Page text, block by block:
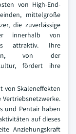
von High-End-
mittelgroße
die zuverlässige
innerhalb von
attraktiv. Ihre
von der
fördert ihre
von Skaleneffekten
und Pentair haben
auf dieses
Anziehungskraft